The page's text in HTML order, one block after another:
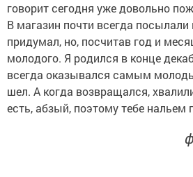
говорит сегодня уже довольно
В магазин почти всегда
придумал, но, посчитав год и
молодого. Я родился в конце
всегда оказывался самым
шел. А когда возвращался,
есть, абзый, поэтому тебе нальем